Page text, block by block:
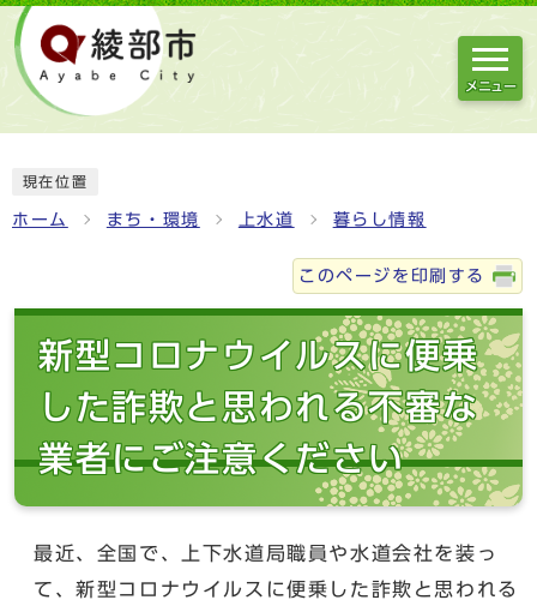
メニュー
現在位置
ホーム まち・環境 上水道 暮らし情報
このページを印刷する
新型コロナウイルスに便乗
した詐欺と思われる不審な
業者にご注意ください
最近、全国で、上下水道局職員や水道会社を装っ
て、新型コロナウイルスに便乗した詐欺と思われる